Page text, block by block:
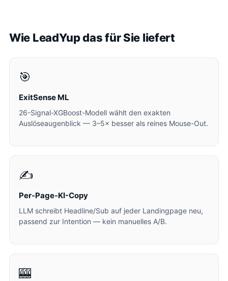
Wie LeadYup das für Sie liefert
🎯
ExitSense ML
26-Signal-XGBoost-Modell wählt den exakten
Auslöseaugenblick — 3–5× besser als reines Mouse-Out.
✍️
Per-Page-KI-Copy
LLM schreibt Headline/Sub auf jeder Landingpage neu,
passend zur Intention — kein manuelles A/B.
🎰